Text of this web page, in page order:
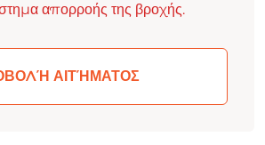
απορροής της βροχής.
ΑΙΤΉΜΑΤΟΣ